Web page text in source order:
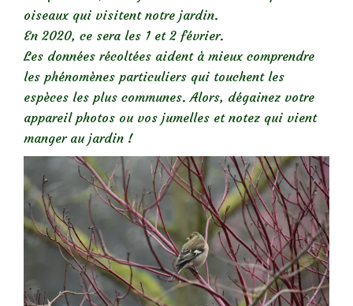
oiseaux qui visitent notre jardin.
En 2020, ce sera les 1 et 2 février.
Les données récoltées aident à mieux comprendre
les phénomènes particuliers qui touchent les
espèces les plus communes. Alors, dégainez votre
appareil photos ou vos jumelles et notez qui vient
manger au jardin !